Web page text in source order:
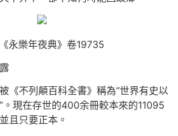
《永樂年夜典》卷19735
《不列顛百科全書》稱為“世界有史以
。現在存世的400余冊較本來的11095
且只要正本。